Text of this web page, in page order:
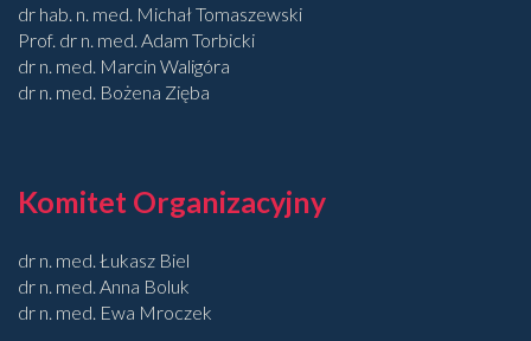
dr hab. n. med. Michał Tomaszewski
Prof. dr n. med. Adam Torbicki
dr n. med. Marcin Waligóra
dr n. med. Bożena Zięba
Komitet Organizacyjny
dr n. med. Łukasz Biel
dr n. med. Anna Boluk
dr n. med. Ewa Mroczek